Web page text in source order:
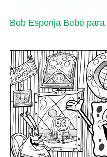
Bob Esponja Bebé